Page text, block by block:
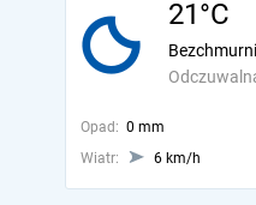
21°C
Opad: 0 mm
Wiatr:
6 km/h